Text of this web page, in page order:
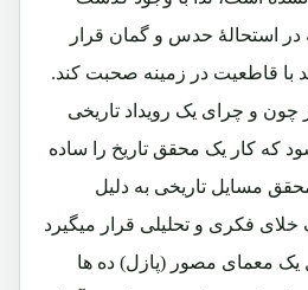
استحالۀ حدس و گمان قرار
با قاطعیت در زمینه صحبت کند.
و چرای یک رویداد تاریخی
که کار یک محقق تاریخ را ساده
مسایل تاریخی به دلیل
خلای فکری و تحلیلی قرار میگیرد
یک معمای مصور (پازل) ده ها